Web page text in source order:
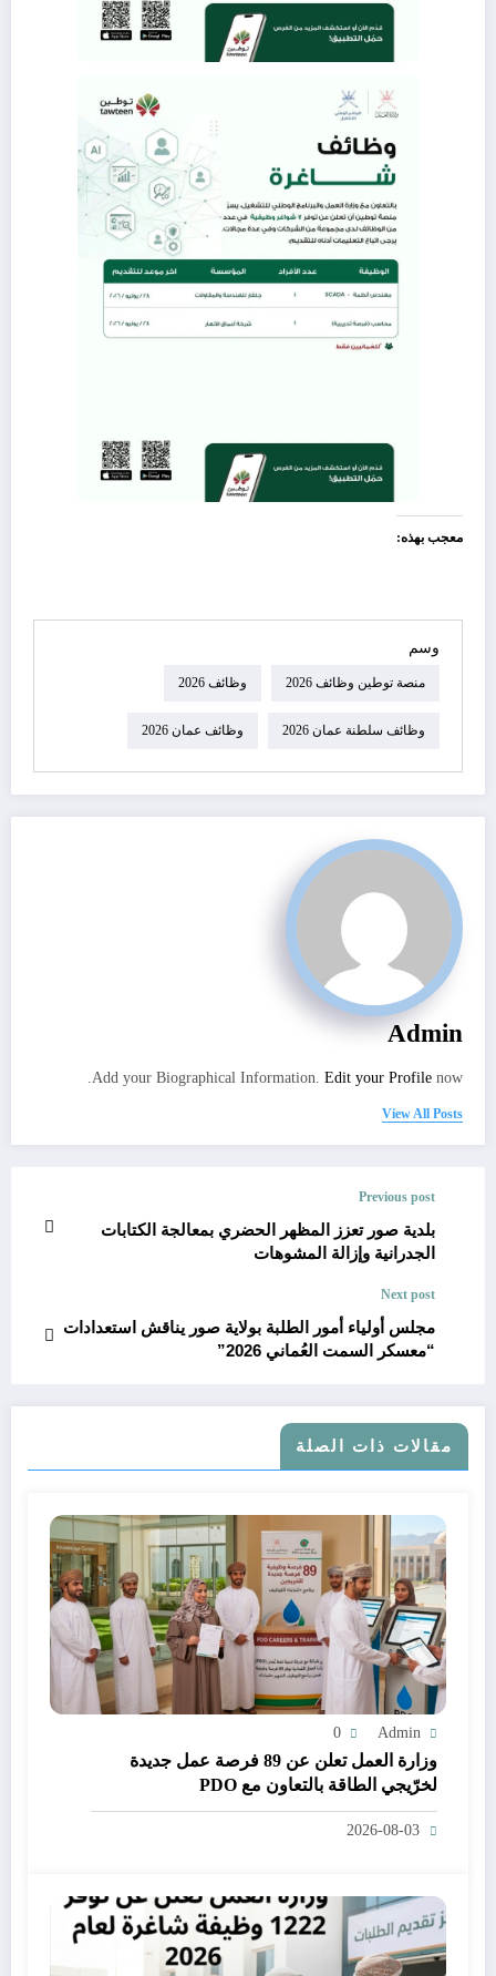
معجب بهذه:
وسم
منصة توطين وظائف 2026 وظائف 2026
وظائف سلطنة عمان 2026 وظائف عمان 2026
Admin
Add your Biographical Information. Edit your Profile now.
View All Posts
Previous post
بلدية صور تعزز المظهر الحضري بمعالجة الكتابات
الجدرانية وإزالة المشوهات
Next post
مجلس أولياء أمور الطلبة بولاية صور يناقش استعدادات
“معسكر السمت العُماني 2026”
مقالات ذات الصلة
Admin
0
وزارة العمل تعلن عن 89 فرصة عمل جديدة
لخرّيجي الطاقة بالتعاون مع PDO
2026-08-03